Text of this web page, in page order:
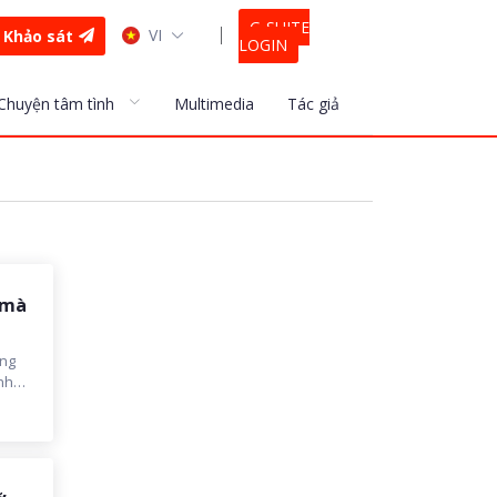
Khảo sát VI
G-SUITE
LOGIN
tâm tình Multimedia Tác giả